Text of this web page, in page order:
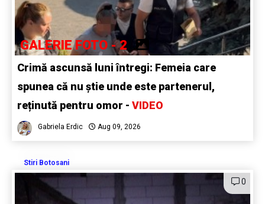
GALERIE FOTO - 2
Crimă ascunsă luni întregi: Femeia care
spunea că nu știe unde este partenerul,
reținută pentru omor - VIDEO
Gabriela Erdic Aug 09, 2026
Stiri Botosani
0